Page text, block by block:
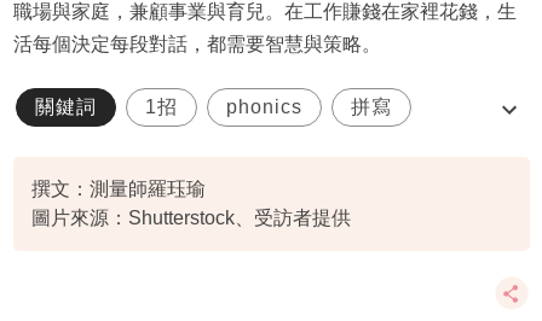
職場與家庭，兼顧事業與育兒。在工作賺錢在家裡花錢，生
活每個決定每段對話，都需要智慧與策略。
關鍵詞 1招 phonics 拼寫
撰文：測量師羅珏瑜
圖片來源：Shutterstock、受訪者提供